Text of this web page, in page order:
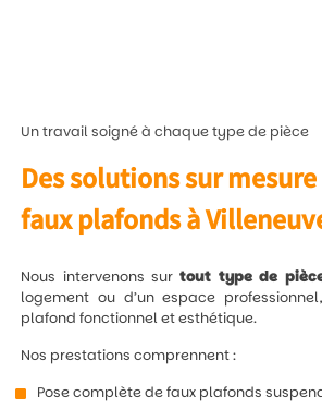
Un travail soigné à chaque type de pièce
Des solutions sur
faux plafonds à
Nous intervenons surtout type de
logement ou d’un espace
plafond fonctionnel et esthétique.
Nos prestations comprennent :
Pose complète de faux plafonds